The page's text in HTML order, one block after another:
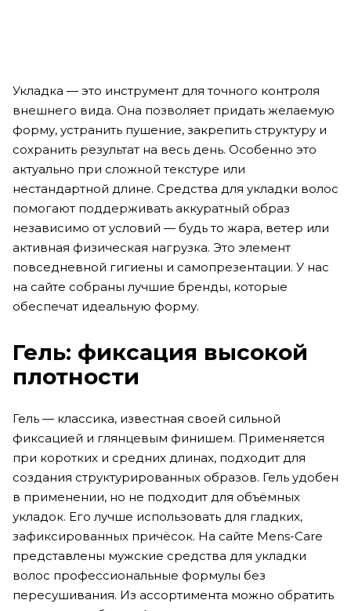
Укладка — это инструмент для точного контроля
внешнего вида. Она позволяет придать желаемую
форму, устранить пушение, закрепить структуру и
сохранить результат на весь день. Особенно это
актуально при сложной текстуре или
нестандартной длине. Средства для укладки волос
помогают поддерживать аккуратный образ
независимо от условий — будь то жара, ветер или
активная физическая нагрузка. Это элемент
повседневной гигиены и самопрезентации. У нас
на сайте собраны лучшие бренды, которые
обеспечат идеальную форму.
Гель: фиксация высокой
плотности
Гель — классика, известная своей сильной
фиксацией и глянцевым финишем. Применяется
при коротких и средних длинах, подходит для
создания структурированных образов. Гель удобен
в применении, но не подходит для объёмных
укладок. Его лучше использовать для гладких,
зафиксированных причёсок. На сайте Mens-Care
представлены мужские средства для укладки
волос профессиональные формулы без
пересушивания. Из ассортимента можно обратить